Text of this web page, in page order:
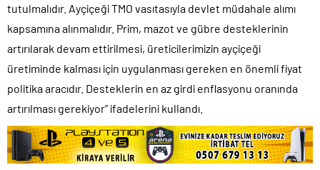
tutulmalıdır. Ayçiçeği TMO vasıtasıyla devlet müdahale alımı
kapsamına alınmalıdır. Prim, mazot ve gübre desteklerinin
artırılarak devam ettirilmesi, üreticilerimizin ayçiçeği
üretiminde kalması için uygulanması gereken en önemli fiyat
politika aracıdır. Desteklerin en az girdi enflasyonu oranında
artırılması gerekiyor” ifadelerini kullandı.